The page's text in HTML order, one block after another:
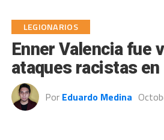
LEGIONARIOS
Enner Valencia fue
ataques racistas en
Por Eduardo Medina